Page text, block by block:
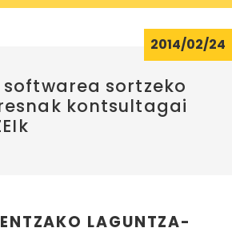
softwarea sortzeko
kontsultagai
2014/02/24
LAGUNTZA-